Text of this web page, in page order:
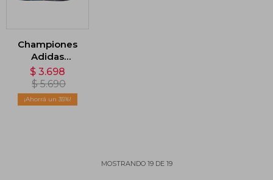
Championes
Adidas
Questar - Gris
$ 3.698
$ 5.690
35
MOSTRANDO 19DE 19